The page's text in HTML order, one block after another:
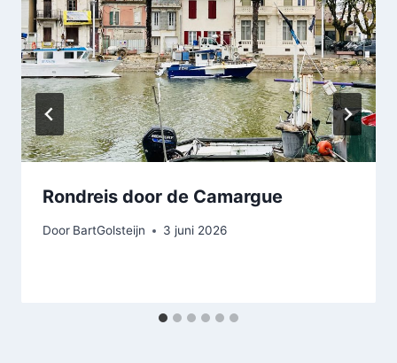
Rondreis door de Camargue
Door BartGolsteijn 3 juni 2026